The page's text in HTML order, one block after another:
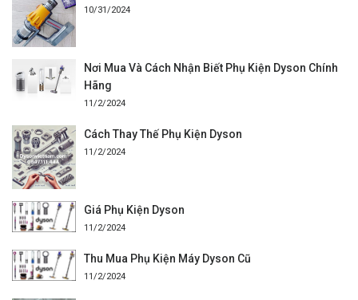
10/31/2024
Nơi Mua Và Cách Nhận Biết Phụ Kiện Dyson Chính
Hãng
11/2/2024
Cách Thay Thế Phụ Kiện Dyson
11/2/2024
Giá Phụ Kiện Dyson
11/2/2024
Thu Mua Phụ Kiện Máy Dyson Cũ
11/2/2024